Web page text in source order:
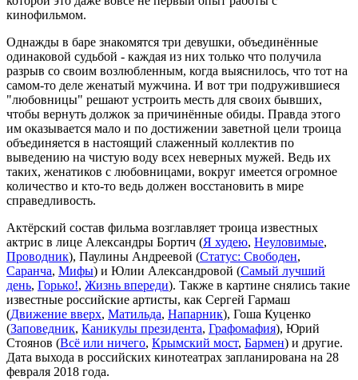
кинофильмом.
Однажды в баре знакомятся три девушки, объединённые
одинаковой судьбой - каждая из них только что получила
разрыв со своим возлюбленным, когда выяснилось, что тот на
самом-то деле женатый мужчина. И вот три подружившиеся
"любовницы" решают устроить месть для своих бывших,
чтобы вернуть должок за причинённые обиды. Правда этого
им оказывается мало и по достижении заветной цели троица
объединяется в настоящий слаженный коллектив по
выведению на чистую воду всех неверных мужей. Ведь их
таких, женатиков с любовницами, вокруг имеется огромное
количество и кто-то ведь должен восстановить в мире
справедливость.
Актёрский состав фильма возглавляет троица известных
актрис в лице Александры Бортич (Я худею, Неуловимые,
Проводник), Паулины Андреевой (Статус: Свободен,
Саранча, Мифы) и Юлии Александровой (Самый лучший
день, Горько!, Жизнь впереди). Также в картине снялись такие
известные российские артисты, как Сергей Гармаш
(Движение вверх, Матильда, Напарник), Гоша Куценко
(Заповедник, Каникулы президента, Графомафия), Юрий
Стоянов (Всё или ничего, Крымский мост, Бармен) и другие.
Дата выхода в российских кинотеатрах запланирована на 28
февраля 2018 года.